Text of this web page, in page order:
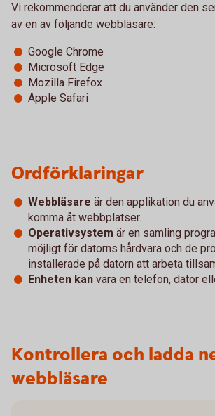
Vi rekommenderar att du använder den
av en av följande webbläsare:
Google Chrome
Microsoft Edge
Mozilla Firefox
Apple Safari
Ordförklaringar
Webbläsare är den applikation du
komma åt webbplatser.
Operativsystem är en samling
möjligt för datorns hårdvara och de
installerade på datorn att arbeta
Enheten kan vara en telefon, dator
Kontrollera och ladda
webbläsare